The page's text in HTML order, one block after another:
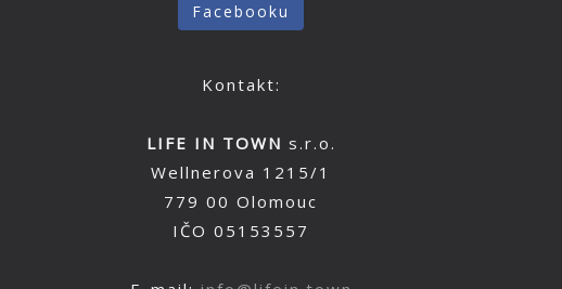
Facebooku
Kontakt:
LIFE IN TOWN s.r.o.
Wellnerova 1215/1
779 00 Olomouc
IČO 05153557